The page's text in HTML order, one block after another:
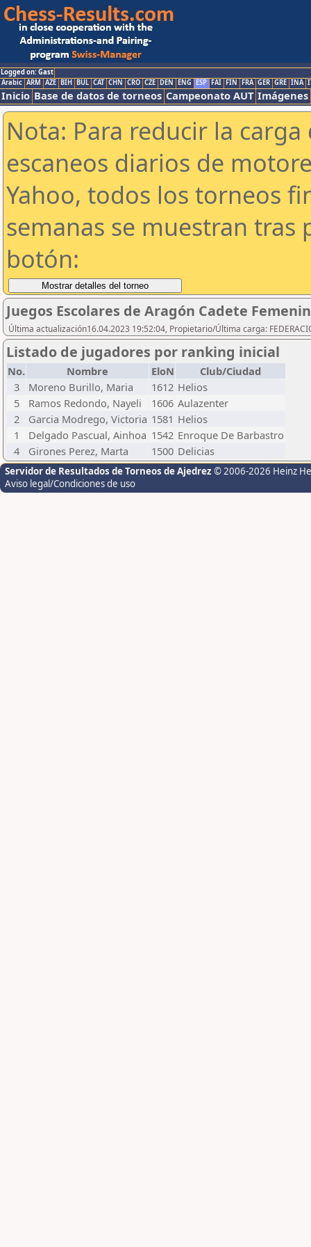
Logged on: Gast
Arabic ARM AZE BIH BUL CAT CHN CRO CZE DEN ENG ESP FAI FIN FRA GER GRE INA
Inicio Base de datos de torneos Campeonato AUT Imágenes
Nota: Para reducir la
escaneos diarios de
Yahoo, todos los torneos
semanas se muestran tras
botón:
Juegos Escolares de Aragón Cadete
Última actualización16.04.2023 19:52:04, Propietario/Última carga:
Listado de jugadores por ranking inicial
No. Nombre EloN
Club/Ciudad
3
Moreno Burillo, Maria 1612 Helios
5
Ramos Redondo, Nayeli 1606 Aulazenter
2
Garcia Modrego, Victoria 1581 Helios
1
Delgado Pascual, Ainhoa 1542 Enroque De Barbastro
4
Girones Perez, Marta 1500 Delicias
Servidor de Resultados de Torneos de Ajedrez © 2006-2026 Heinz
Aviso legal/Condiciones de uso